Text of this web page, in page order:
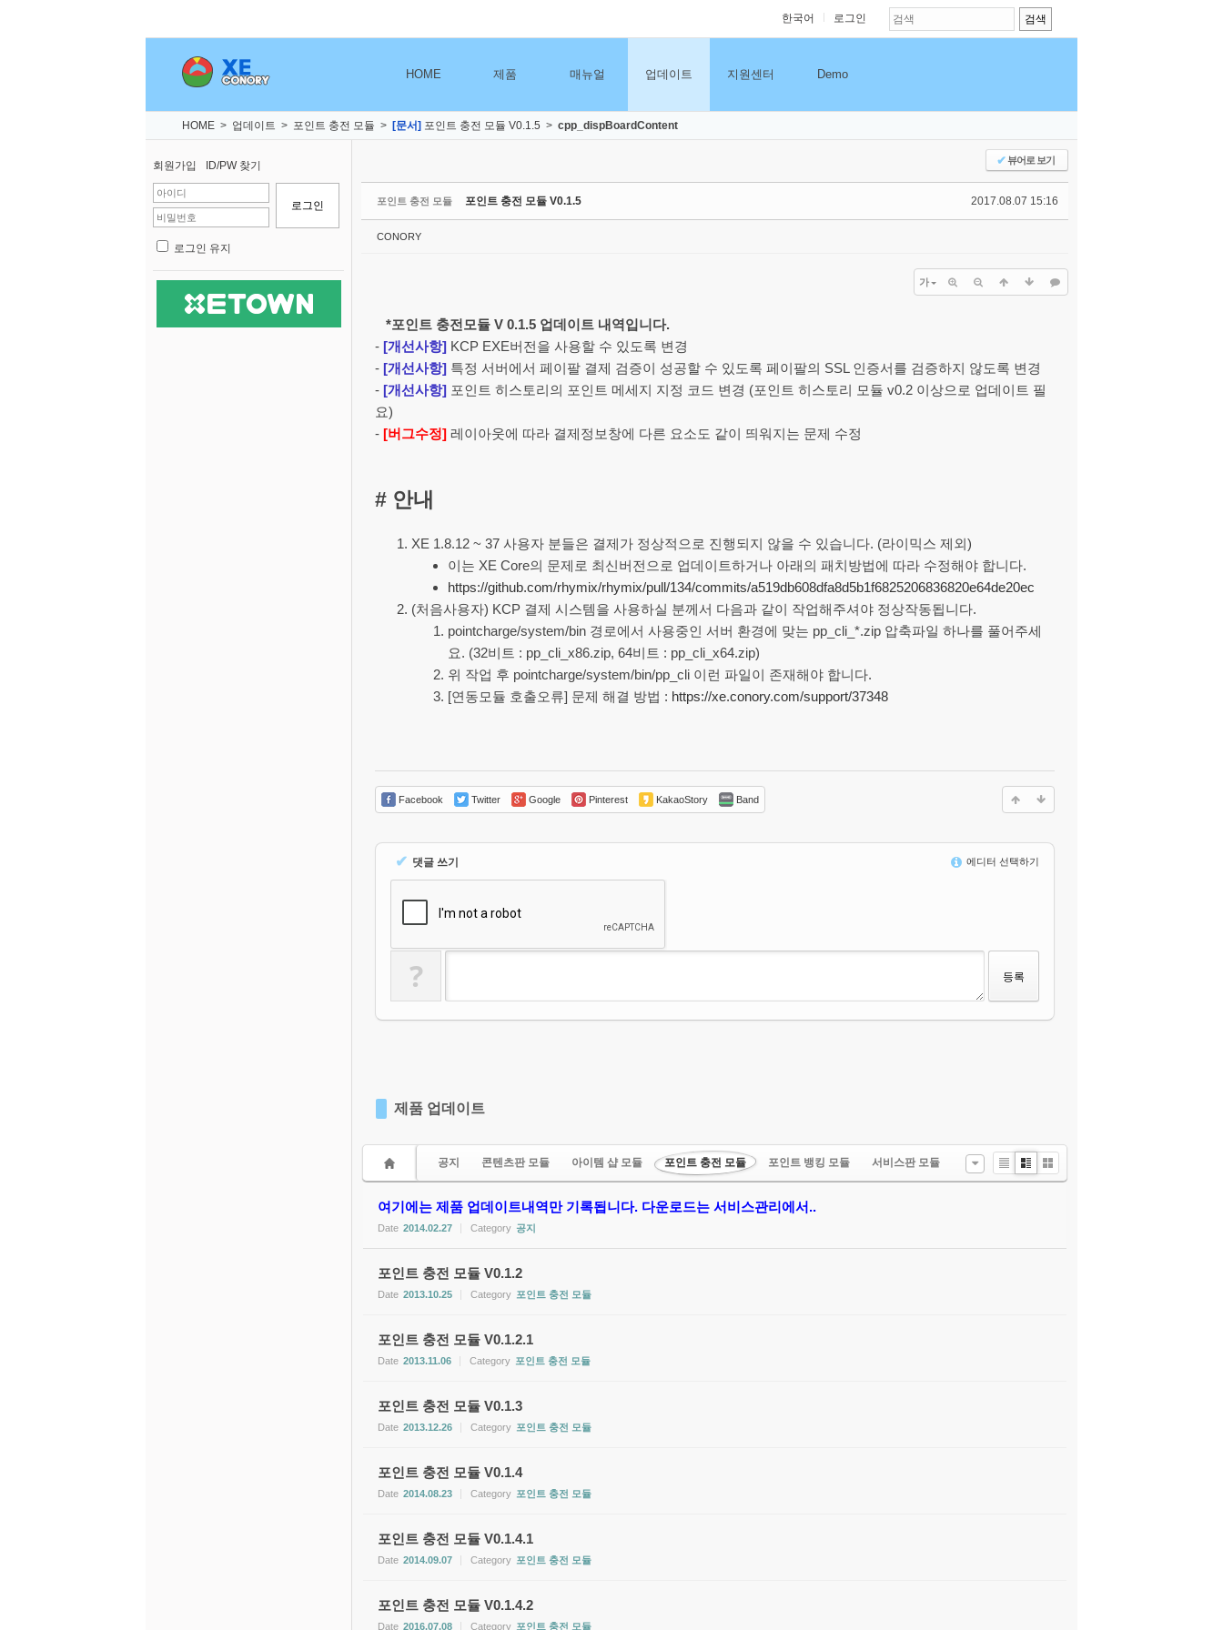
한국어 로그인
HOME 제품 매뉴얼 업데이트 지원센터 Demo
HOME > 업데이트 > 포인트 충전 모듈 > [문서] 포인트 충전 모듈 V0.1.5 > cpp_dispBoardContent
회원가입 ID/PW 찾기
로그인 유지
✔뷰어로 보기
포인트 충전 모듈 2017.08.07 15:16
포인트 충전 모듈 V0.1.5
CONORY
가
*포인트 충전모듈 V 0.1.5 업데이트 내역입니다.
- [개선사항] KCP EXE버전을 사용할 수 있도록 변경
- [개선사항] 특정 서버에서 페이팔 결제 검증이 성공할 수 있도록 페이팔의 SSL 인증서를 검증하지 않도록 변경
- [개선사항] 포인트 히스토리의 포인트 메세지 지정 코드 변경 (포인트 히스토리 모듈 v0.2 이상으로 업데이트 필
요)
- [버그수정] 레이아웃에 따라 결제정보창에 다른 요소도 같이 띄워지는 문제 수정
# 안내
XE 1.8.12 ~ 37 사용자 분들은 결제가 정상적으로 진행되지 않을 수 있습니다. (라이믹스 제외)
이는 XE Core의 문제로 최신버전으로 업데이트하거나 아래의 패치방법에 따라 수정해야 합니다.
https://github.com/rhymix/rhymix/pull/134/commits/a519db608dfa8d5b1f6825206836820e64de20ec
(처음사용자) KCP 결제 시스템을 사용하실 분께서 다음과 같이 작업해주셔야 정상작동됩니다.
pointcharge/system/bin 경로에서 사용중인 서버 환경에 맞는 pp_cli_*.zip 압축파일 하나를 풀어주세
요. (32비트 : pp_cli_x86.zip, 64비트 : pp_cli_x64.zip)
위 작업 후 pointcharge/system/bin/pp_cli 이런 파일이 존재해야 합니다.
[연동모듈 호출오류] 문제 해결 방법 : https://xe.conory.com/support/37348
Facebook Twitter Google Pinterest KakaoStory Band
✔ 댓글 쓰기 에디터 선택하기
?
제품 업데이트
공지 콘텐츠판 모듈 아이템 샵 모듈 포인트 충전 모듈 포인트 뱅킹 모듈
서비스판 모듈
List ZineGallery
여기에는 제품 업데이트내역만 기록됩니다. 다운로드는 서비스관리에서..
Date 2014.02.27 Category 공지
포인트 충전 모듈 V0.1.2
Date 2013.10.25 Category 포인트 충전 모듈
포인트 충전 모듈 V0.1.2.1
Date 2013.11.06 Category 포인트 충전 모듈
포인트 충전 모듈 V0.1.3
Date 2013.12.26 Category 포인트 충전 모듈
포인트 충전 모듈 V0.1.4
Date 2014.08.23 Category 포인트 충전 모듈
포인트 충전 모듈 V0.1.4.1
Date 2014.09.07 Category 포인트 충전 모듈
포인트 충전 모듈 V0.1.4.2
Date 2016.07.08 Category 포인트 충전 모듈